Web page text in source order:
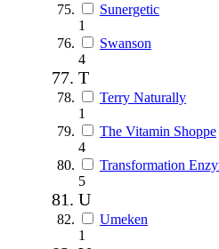
Sunergetic
1
Swanson
4
T
Terry Naturally
1
The Vitamin Shoppe
4
Transformation
5
U
Umeken
1